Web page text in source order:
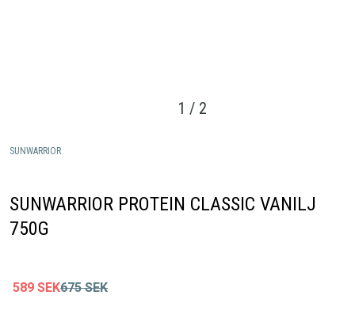
1 / 2
SUNWARRIOR
SUNWARRIOR PROTEIN CLASSIC VANILJ
750G
589 SEK675 SEK